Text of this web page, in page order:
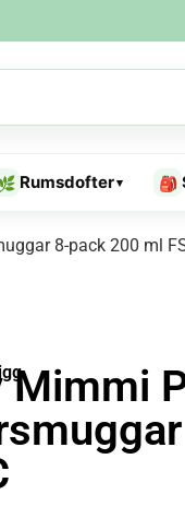
Rumsdofter▾ 🎒
8-pack 200 ml
Mimmi